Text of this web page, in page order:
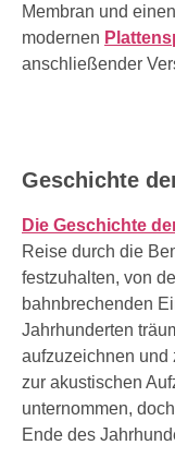
Membran und
modernen
anschließender
Geschichte
Die Geschichte
Reise durch die
festzuhalten, von
bahnbrechenden
Jahrhunderten
aufzuzeichnen und
zur akustischen
unternommen,
Ende des